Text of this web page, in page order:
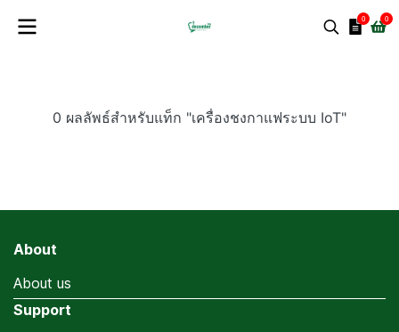
0 0
0 ผลลัพธ์สำหรับแท็ก "เครื่องชงกาแฟระบบ IoT"
About
About us
Support